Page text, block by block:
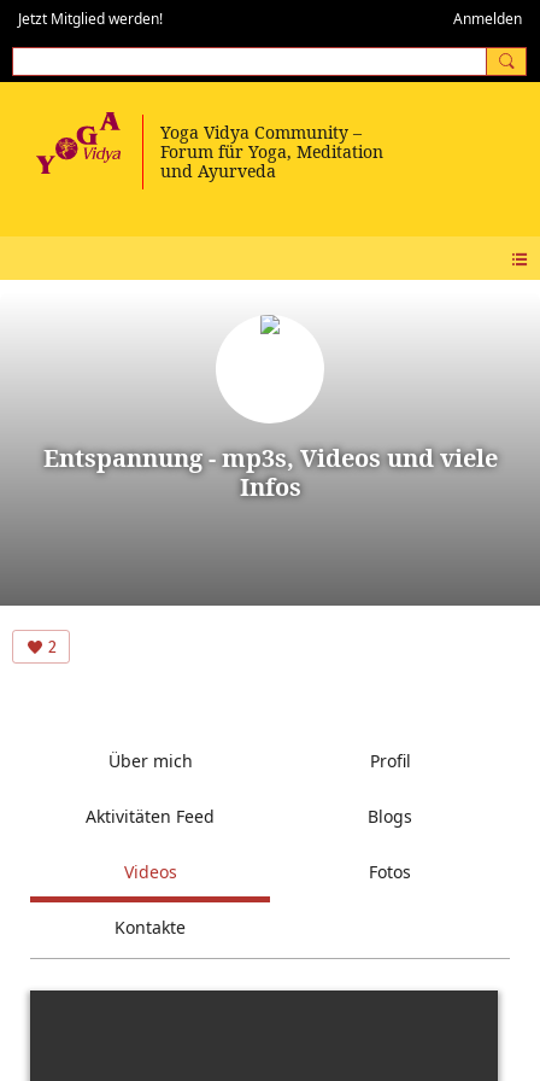
Jetzt Mitglied werden! Anmelden
Entspannung - mp3s, Videos und viele
Infos
2
Über mich Profil
Aktivitäten Feed Blogs
Videos Fotos
Kontakte